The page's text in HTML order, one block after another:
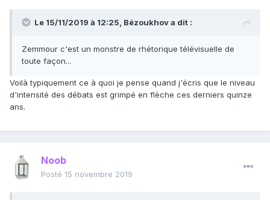
Le 15/11/2019 à 12:25, Bézoukhova dit :
Zemmour c'est un monstre de rhétorique télévisuelle de
toute façon...
Voilà typiquement ce à quoi je pense quand j'écris que le niveau
d'intensité des débats est grimpé en flèche ces derniers quinze
ans.
Noob
Posté 15 novembre 2019